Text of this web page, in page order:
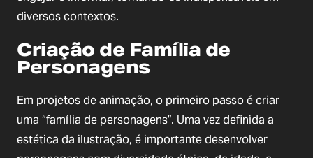
diversos contextos.
Criação de Família de
Personagens
Em projetos de animação, o primeiro passo é criar
uma “família de personagens”. Uma vez definida a
estética da ilustração, é importante desenvolver